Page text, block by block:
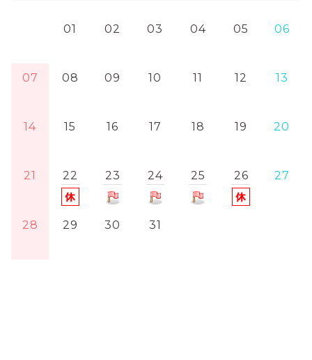
01 02 03 04 05 06
07 08 09 10 11 12 13
14 15 16 17 18 19 20
21 22 23 24 25 26 27
28 29 30 31